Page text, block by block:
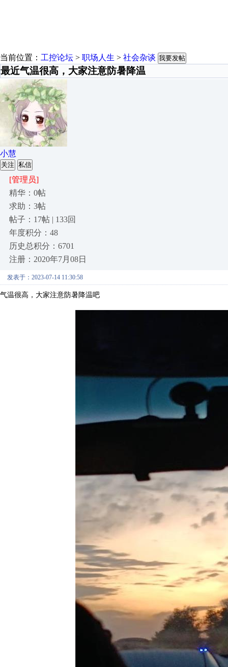
当前位置： 工控论坛 > 职场人生 > 社会杂谈 我要发帖
最近气温很高，大家注意防暑降温
小慧
关注 私信
[管理员]
精华：0帖
求助：3帖
帖子：17帖 | 133回
年度积分：48
历史总积分：6701
注册：2020年7月08日
发表于：2023-07-14 11:30:58
气温很高，大家注意防暑降温吧